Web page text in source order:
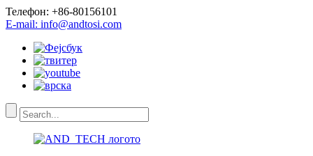
Телефон: +86-80156101
E-mail: info@andtosi.com